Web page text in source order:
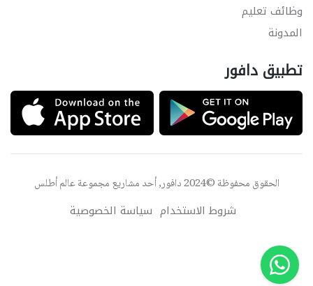
وظائف تعليم
المدونة
تطبيق دافور
الحقوق محفوظة ©2024 دافور, أحد مشاريع مجموعة عالم أطلس
شروط الاستخدام سياسة الخصوصية